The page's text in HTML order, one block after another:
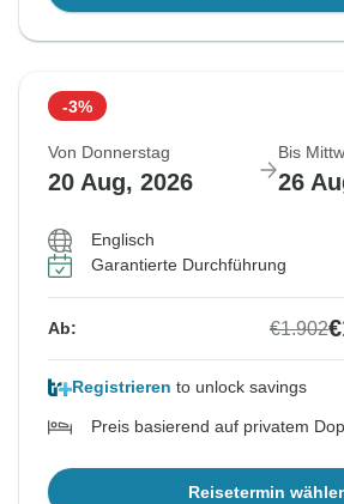
-3%
Von Donnerstag
20 Aug, 2026
Bis
26
Englisch
Garantierte Durchführung
Ab: €1.902
Registrieren to unlock savings
Preis basierend auf privatem
Reisetermin